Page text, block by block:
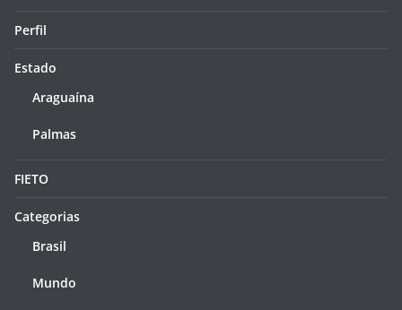
Perfil
Estado
Araguaína
Palmas
FIETO
Categorias
Brasil
Mundo